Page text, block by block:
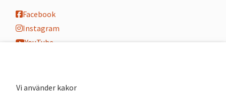
Facebook
Instagram
YouTube
Nyhetsbrev
Vi använder kakor